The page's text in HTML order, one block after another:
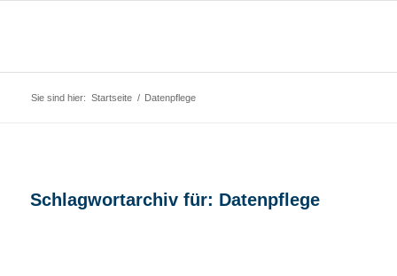
Sie sind hier: Startseite / Datenpflege
Schlagwortarchiv für: Datenpflege